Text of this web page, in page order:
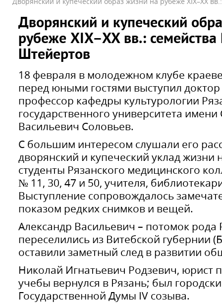
Дворянский и купеческий
рубеже XIX–XX вв.:
Штейертов
18 февраля в молодежном клубе
перед юными гостями выступил
профессор кафедры культурологии
государственного университета
Васильевич Соловьев.
С большим интересом слушали его
дворянский и купеческий уклад жизни
студенты Рязанского медицинского
№ 11, 30, 47 и 50, учителя,
Выступление сопровождалось
показом редких снимков и вещей.
Александр Васильевич – потомок
переселились из Витебской губернии
оставили заметный след в развитии
Николай Игнатьевич Родзевич, юрист
учебы вернулся в Рязань; был
Государственной Думы IV созыва.